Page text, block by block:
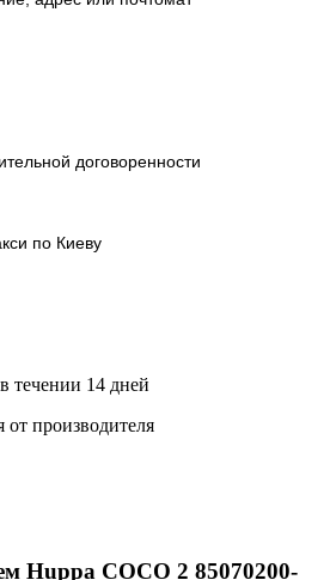
договоренности
по Киеву
течении 14 дней
производителя
Huppa COCO 2 85070200-